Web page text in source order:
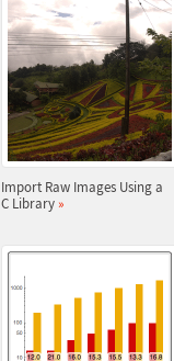
Import Raw Images Using a
C Library »